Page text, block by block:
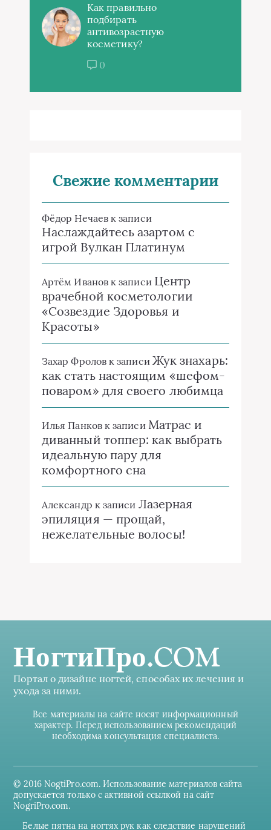
Как правильно
подбирать
антивозрастную
косметику?
0
Свежие комментарии
Фёдор Нечаевк записи
Наслаждайтесь азартом с
игрой Вулкан Платинум
Артём Ивановк записи Центр
врачебной косметологии
«Созвездие Здоровья и
Красоты»
Захар Фроловк записи Жук знахарь:
как стать настоящим «шефом-
поваром» для своего любимца
Илья Панковк записи Матрас и
диванный топпер: как выбрать
идеальную пару для
комфортного сна
Александр к записи Лазерная
эпиляция — прощай,
нежелательные волосы!
НогтиПро.COM
Портал о дизайне ногтей, способах их лечения и
ухода за ними.
Все материалы на сайте носят информационный
характер. Перед использованием рекомендаций
необходима консультация специалиста.
© 2016 NogtiPro.com. Использование материалов сайта
допускается только с активной ссылкой на сайт
NogriPro.com.
Белые пятна на ногтях рук как следствие нарушений